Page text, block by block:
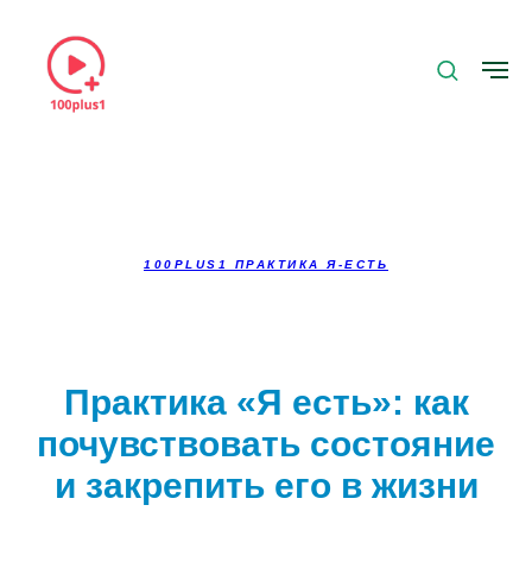
100PLUS1 ПРАКТИКА Я-ЕСТЬ
Практика «Я есть»: как
почувствовать состояние
и закрепить его в жизни